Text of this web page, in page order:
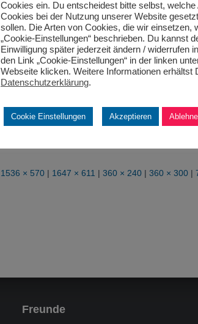
1536 × 570 | 1647 × 611 | 360 × 240 | 360 × 300 |
Freunde
Cookies ein. Du entscheidest bitte selbst, welche
Cookies bei der Nutzung unserer Website
sollen. Die Arten von Cookies, die wir einsetzen,
„Cookie-Einstellungen“ beschrieben. Du kannst
Einwilligung später jederzeit ändern / widerrufen
den Link „Cookie-Einstellungen“ in der linken
Webseite klicken. Weitere Informationen erhältst
Datenschutzerklärung.
Cookie Einstellungen Akzeptieren